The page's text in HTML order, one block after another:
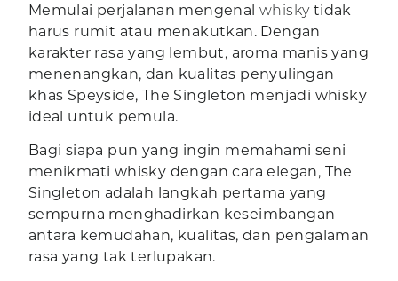
Memulai perjalanan mengenal whisky tidak
harus rumit atau menakutkan. Dengan
karakter rasa yang lembut, aroma manis yang
menenangkan, dan kualitas penyulingan
khas Speyside, The Singleton menjadi whisky
ideal untuk pemula.
Bagi siapa pun yang ingin memahami seni
menikmati whisky dengan cara elegan, The
Singleton adalah langkah pertama yang
sempurna menghadirkan keseimbangan
antara kemudahan, kualitas, dan pengalaman
rasa yang tak terlupakan.